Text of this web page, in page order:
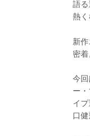
語る
熱く
新
密
今
ー
イ
口